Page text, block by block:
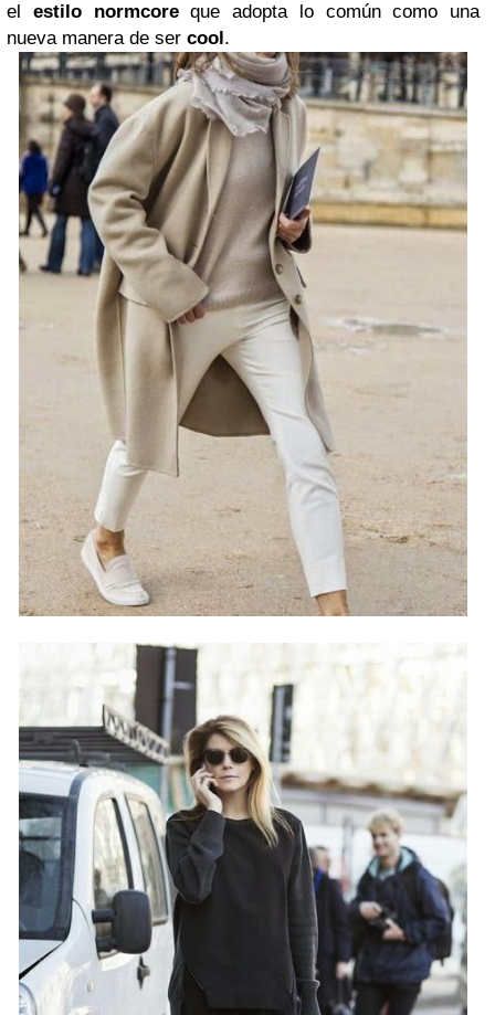
el estilo normcoreque adopta lo común como una
nueva manera de ser cool .